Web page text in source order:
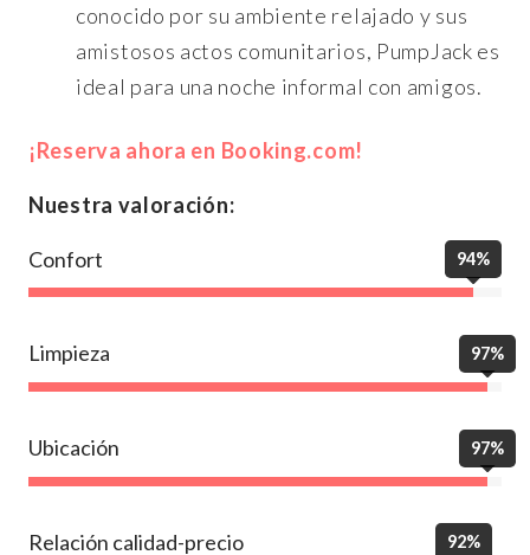
conocido por su ambiente relajado y sus
amistosos actos comunitarios, PumpJack es
ideal para una noche informal con amigos.
¡Reserva ahora en Booking.com!
Nuestra valoración:
Confort 94%
Limpieza 97%
Ubicación 97%
Relación calidad-precio 92%